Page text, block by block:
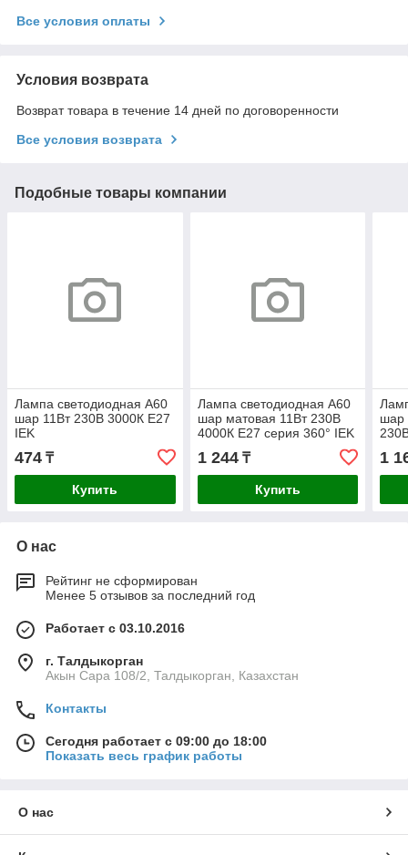
Все условия оплаты
Условия возврата
Возврат товара в течение 14 дней по договоренности
Все условия возврата
Подобные товары компании
Лампа светодиодная A60
шар 11Вт 230В 3000К E27
IEK
474 ₸
Купить
Лампа светодиодная A60
шар матовая 11Вт 230В
4000К E27 серия 360° IEK
1 244₸
Купить
шар
1
О нас
Рейтинг не сформирован
Менее 5 отзывов за последний год
Работает с 03.10.2016
г. Талдыкорган
Акын Сара 108/2, Талдыкорган, Казахстан
Контакты
Сегодня работает с 09:00 до 18:00
Показать весь график работы
О нас